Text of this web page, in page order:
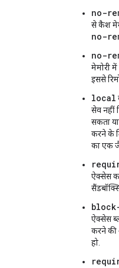
no-
से कैश
no-
no-
मेमोरी
इससे
local
सेव नहीं
सकता
करने के
का एक
ऐक्सेस
ऐक्सेस
करने की
हो.